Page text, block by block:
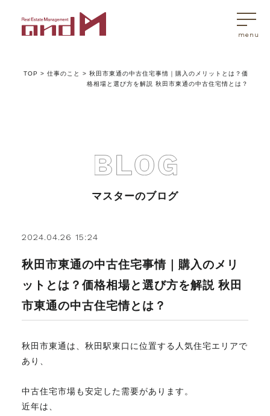
トップページ
アンドエムが選ばれる理由
不動産のお悩み解決
マスターおすすめ物件
TOP >仕事のこと >秋田市東通の中古住宅事情｜購入のメリットとは？価
格相場と選び方を解説 秋田市東通の中古住宅情とは？
マスターのブログ
2024.04.26 15:24
秋田市東通の中古住宅事情｜購入のメリ
ットとは？価格相場と選び方を解説 秋田
市東通の中古住宅情とは？
秋田市東通は、秋田駅東口に位置する人気住宅エリアで
あり、
中古住宅市場も安定した需要があります。
近年は、